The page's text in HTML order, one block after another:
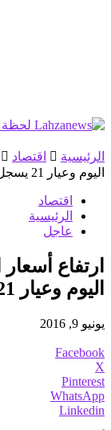
الرئيسية اقتصاد
اليوم وعيار 21 يسجل 375...
اقتصاد
الرئيسية
عاجل
اليوم وعيار 21 يسجل 375 جنيها
يونيو 9, 2016
Facebook
X
Pinterest
WhatsApp
Linkedin